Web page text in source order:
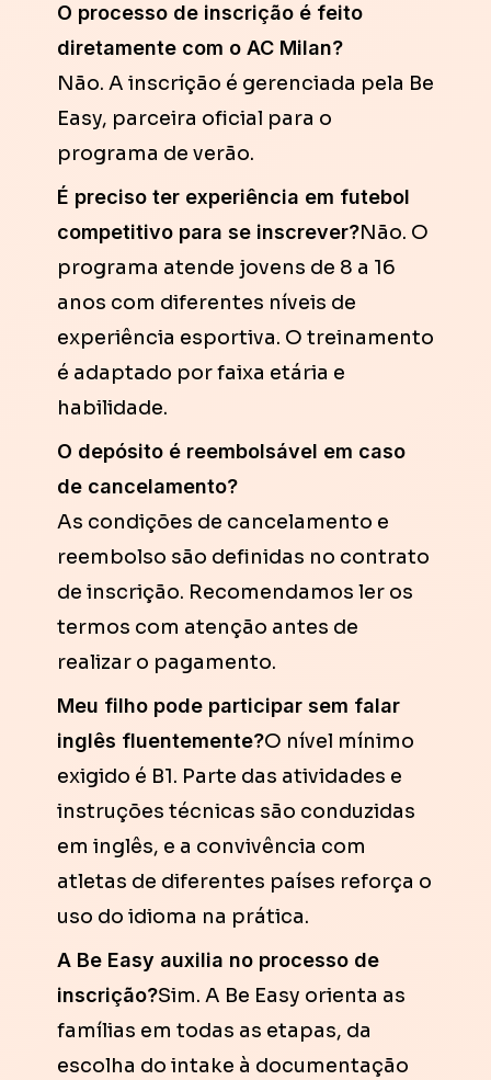
O processo de inscrição é feito
diretamente com o AC Milan?
Não. A inscrição é gerenciada pela Be
Easy, parceira oficial para o
programa de verão.
É preciso ter experiência em futebol
competitivo para se inscrever?Não. O
programa atende jovens de 8 a 16
anos com diferentes níveis de
experiência esportiva. O treinamento
é adaptado por faixa etária e
habilidade.
O depósito é reembolsável em caso
de cancelamento?
As condições de cancelamento e
reembolso são definidas no contrato
de inscrição. Recomendamos ler os
termos com atenção antes de
realizar o pagamento.
Meu filho pode participar sem falar
inglês fluentemente?O nível mínimo
exigido é B1. Parte das atividades e
instruções técnicas são conduzidas
em inglês, e a convivência com
atletas de diferentes países reforça o
uso do idioma na prática.
A Be Easy auxilia no processo de
inscrição?Sim. A Be Easy orienta as
famílias em todas as etapas, da
escolha do intake à documentação